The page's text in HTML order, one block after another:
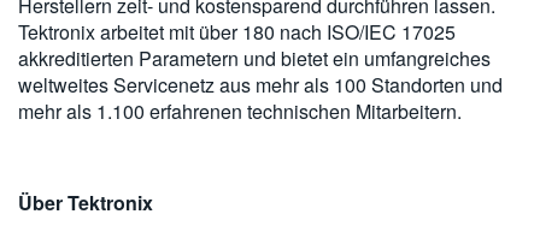
Tektronix arbeitet mit über 180 nach ISO/IEC 17025
akkreditierten Parametern und bietet ein umfangreiches
weltweites Servicenetz aus mehr als 100 Standorten und
mehr als 1.100 erfahrenen technischen Mitarbeitern.
Über Tektronix